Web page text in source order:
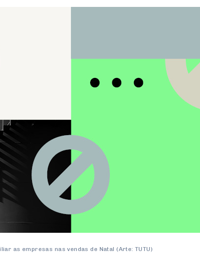
as empresas nas vendas de Natal (Arte: TUTU)